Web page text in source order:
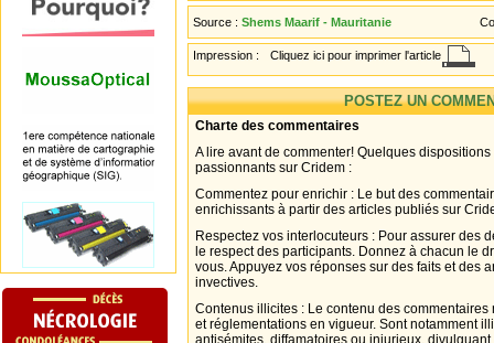
Source : Shems Maarif - Mauritanie
Impression : Cliquez ici pour imprimer l'article
POSTEZ UN
Charte des commentaires
A lire avant de commenter! Quelques
passionnants sur Cridem :
Commentez pour enrichir : Le but des
enrichissants à partir des articles publiés sur
Respectez vos interlocuteurs : Pour assurer des
le respect des participants. Donnez à chacun le
vous. Appuyez vos réponses sur des faits et des
invectives.
Contenus illicites : Le contenu des
et réglementations en vigueur. Sont notamment
antisémites, diffamatoires ou injurieux,